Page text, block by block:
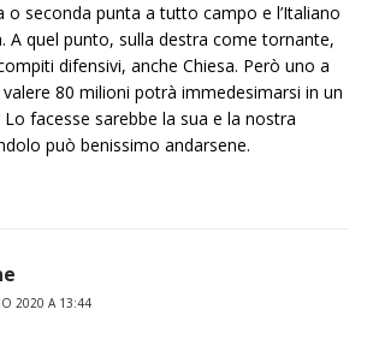
o seconda punta a tutto campo e l’Italiano
A quel punto, sulla destra come tornante,
difensivi, anche Chiesa. Però uno a
80 milioni potrà immedesimarsi in un
facesse sarebbe la sua e la nostra
può benissimo andarsene.
2020 A 13:44